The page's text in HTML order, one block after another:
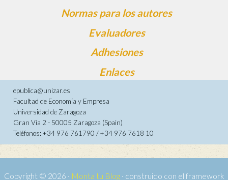
Normas para los autores
Evaluadores
Adhesiones
Enlaces
epublica@unizar.es
Facultad de Economía y Empresa
Universidad de Zaragoza
Gran Vía 2 - 50005 Zaragoza (Spain)
Teléfonos: +34 976 761790 / +34 976 7618 10
Copyright © 2026 · Monta tu Blog· construido con el framework